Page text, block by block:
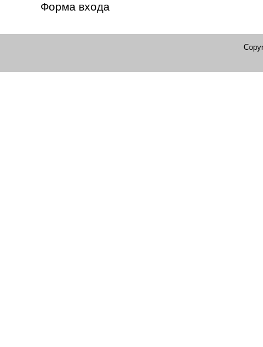
Форма входа